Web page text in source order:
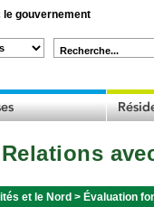
gouvernement
Recherche...
Relations
et le Nord > Évaluation